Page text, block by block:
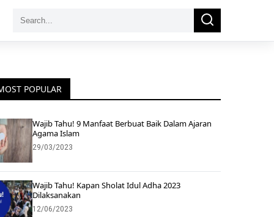
Search
Search
POPULAR
Wajib Tahu! 9 Manfaat Berbuat Baik Dalam Ajaran
Agama Islam
29/03/2023
Wajib Tahu! Kapan Sholat Idul Adha 2023
Dilaksanakan
12/06/2023